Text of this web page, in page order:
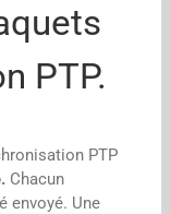
PTP.
PTP
Chacun
envoyé. Une